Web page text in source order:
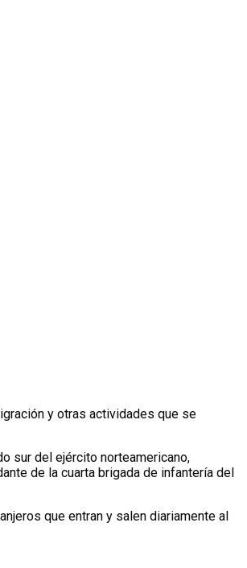
y otras actividades que se
sur del ejército norteamericano,
de la cuarta brigada de infantería del
que entran y salen diariamente al